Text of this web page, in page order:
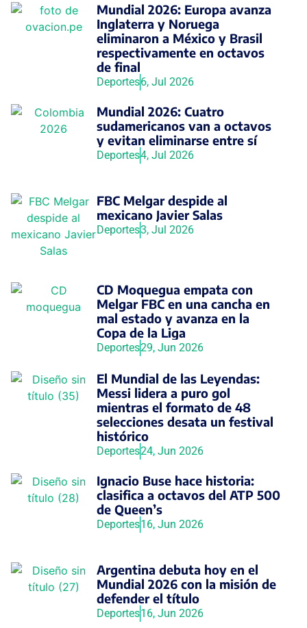
Mundial 2026: Europa avanza
Inglaterra y Noruega
eliminaron a México y Brasil
respectivamente en octavos
de final
Deportes6, Jul 2026
Mundial 2026: Cuatro
sudamericanos van a octavos
y evitan eliminarse entre sí
Deportes4, Jul 2026
FBC Melgar despide al
mexicano Javier Salas
Deportes3, Jul 2026
CD Moquegua empata con
Melgar FBC en una cancha en
mal estado y avanza en la
Copa de la Liga
Deportes29, Jun 2026
El Mundial de las Leyendas:
Messi lidera a puro gol
mientras el formato de 48
selecciones desata un festival
histórico
Deportes24, Jun 2026
Ignacio Buse hace historia:
clasifica a octavos del ATP 500
de Queen’s
Deportes16, Jun 2026
Argentina debuta hoy en el
Mundial 2026 con la misión de
defender el título
Deportes16, Jun 2026